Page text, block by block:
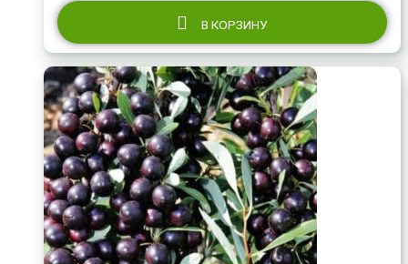
В КОРЗИНУ